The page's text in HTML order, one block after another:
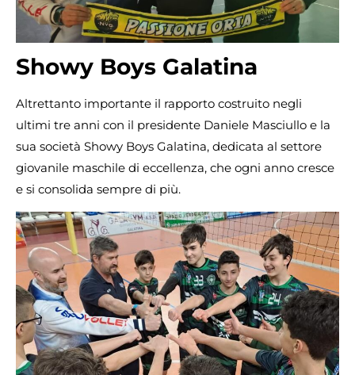
Showy Boys Galatina
Altrettanto importante il rapporto costruito negli
ultimi tre anni con il presidente Daniele Masciullo e la
sua società Showy Boys Galatina, dedicata al settore
giovanile maschile di eccellenza, che ogni anno cresce
e si consolida sempre di più.